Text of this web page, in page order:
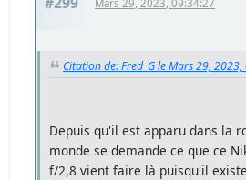
Mars 29, 2023, 09:34:27
Citation de: Fred_G le Mars 29,
Depuis qu'il est apparu dans la
monde se demande ce que ce
f/2,8 vient faire là puisqu'il